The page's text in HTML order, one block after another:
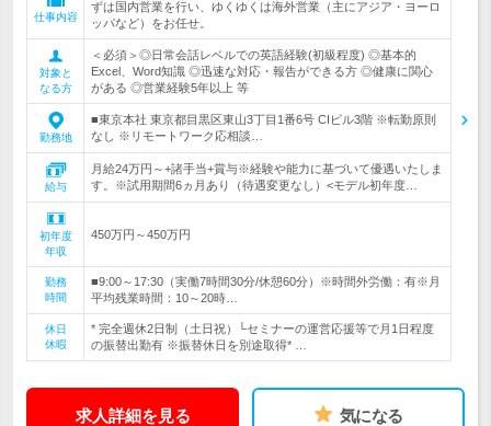
仕事内容
ずは国内営業を行い、ゆくゆくは海外営業（主にアジア・ヨーロ
ッパなど）をお任せ。
対象と
なる方
＜必須＞◎日常会話レベルでの英語経験(初級程度) ◎基本的
Excel、Word知識 ◎迅速な対応・報告ができる方 ◎健康に関心
がある ◎営業経験5年以上 等
勤務地
■東京本社 東京都目黒区東山3丁目1番6号 CIビル3階 ※転勤原則
なし ※リモートワーク応相談…
給与
月給24万円～+諸手当+賞与※経験や能力に基づいて優遇いたしま
す。※試用期間6ヵ月あり（待遇変更なし）<モデル初年度…
初年度
年収
450万円～450万円
勤務
時間
■9:00～17:30（実働7時間30分/休憩60分）※時間外労働：有※月
平均残業時間：10～20時…
休日
休暇
* 完全週休2日制（土日祝）└セミナーの運営応援等で月1日程度
の振替出勤有 ※振替休日を別途取得* …
求人詳細を見る 気になる